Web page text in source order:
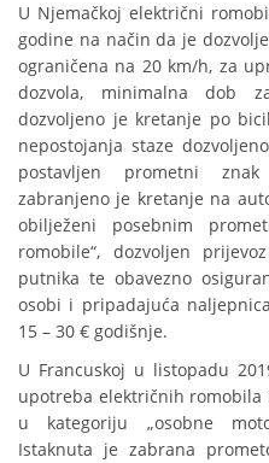
U Njemačkoj električni
godine na način da je
ograničena na 20 km/h, za
dozvola, minimalna dob
dozvoljeno je kretanje po
nepostojanja staze
postavljen prometni
zabranjeno je kretanje na
obilježeni posebnim
romobile“, dozvoljen
putnika te obavezno
osobi i pripadajuća
15 – 30 € godišnje.
U Francuskoj u listopadu
upotreba električnih
u kategoriju „osobne
Istaknuta je zabrana